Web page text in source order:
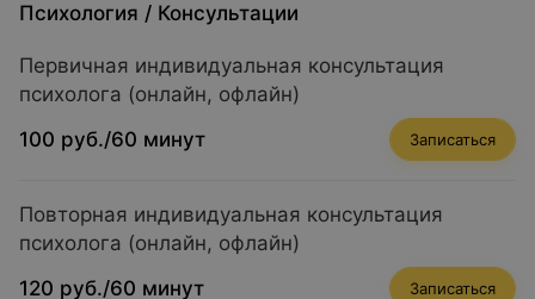
Психолог помогает человеку найти свои внутренние
стереотипы поведения. На психологической
консультации люди понимают причины своих
трудностей и учатся с ними справляться.
Психология / Консультации
Первичная индивидуальная консультация
психолога (онлайн, офлайн)
100 руб./60 минут
Записаться
Повторная индивидуальная консультация
психолога (онлайн, офлайн)
120 руб./60 минут
Записаться